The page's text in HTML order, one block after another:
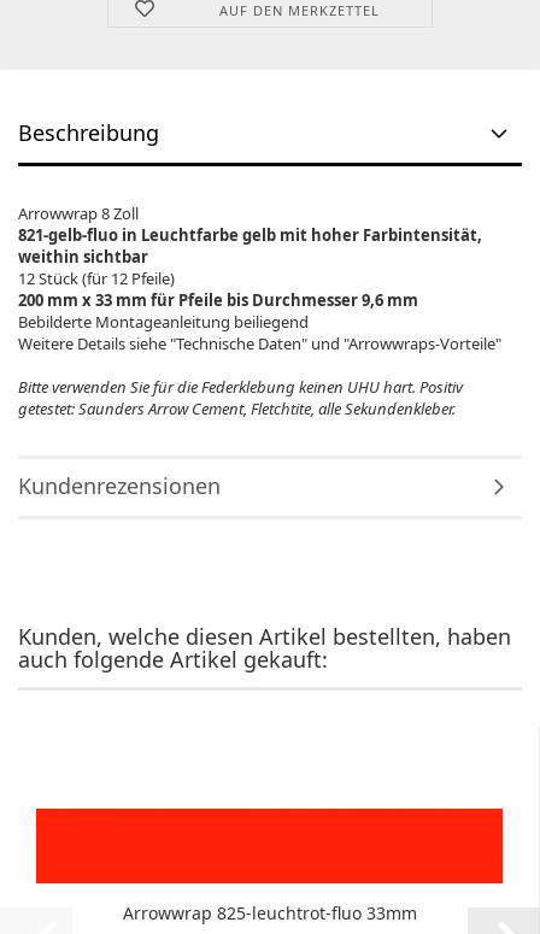
AUF DEN MERKZETTEL
Beschreibung
Arrowwrap 8 Zoll
821-gelb-fluo in Leuchtfarbe gelb mit hoher Farbintensität,
weithin sichtbar
12 Stück (für 12 Pfeile)
200 mm x 33 mm für Pfeile bis Durchmesser 9,6 mm
Bebilderte Montageanleitung beiliegend
Weitere Details siehe "Technische Daten" und "Arrowwraps-Vorteile"
Bitte verwenden Sie für die Federklebung keinen UHU hart. Positiv
getestet: Saunders Arrow Cement, Fletchtite, alle Sekundenkleber.
Kundenrezensionen
Kunden, welche diesen Artikel bestellten, haben
auch folgende Artikel gekauft:
Arrowwrap 825-leuchtrot-fluo 33mm